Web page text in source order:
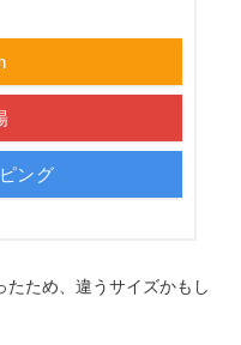
ング
ため、違うサイズかもし